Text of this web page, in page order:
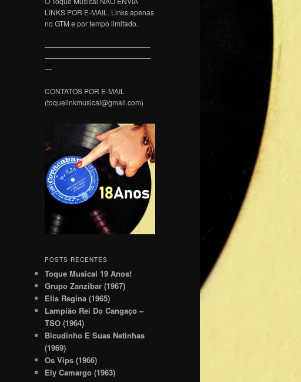
LINKS POR E-MAIL. Links apenas
no GTM e por tempo limitado.
———————————————
———————————————
—
CONTATOS POR E-MAIL
(toquelinkmusical@gmail.com)
POSTS RECENTES
Toque Musical 19 Anos!
Grupo Zanzibar (1967)
Elis Regina (1965)
Lampião Rei Do Cangaço –
TSO (1964)
Bicudinho E Suas Netinhas
(1969)
Os Vips (1966)
Ely Camargo (1963)